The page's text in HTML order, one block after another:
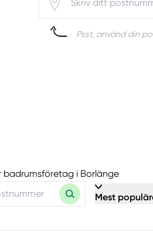
Psst, använd din
badrumsföretag i Borlänge
Mest